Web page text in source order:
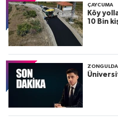
ÇAYCUMA
Köy
10 Bin